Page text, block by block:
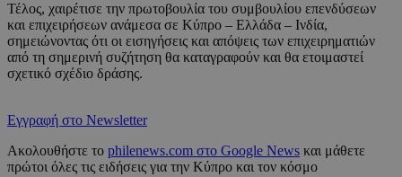
Τέλος, χαιρέτισε την πρωτοβουλία του συμβουλίου επενδύσεων
και επιχειρήσεων ανάμεσα σε Κύπρο – Ελλάδα – Ινδία,
σημειώνοντας ότι οι εισηγήσεις και απόψεις των επιχειρηματιών
από τη σημερινή συζήτηση θα καταγραφούν και θα ετοιμαστεί
σχετικό σχέδιο δράσης.
Εγγραφή στο Newsletter
Ακολουθήστε το philenews.com στο Google News και μάθετε
πρώτοι όλες τις ειδήσεις για την Κύπρο και τον κόσμο